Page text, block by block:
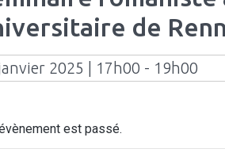
de
2025 | 17h00 - 19h00
est passé.